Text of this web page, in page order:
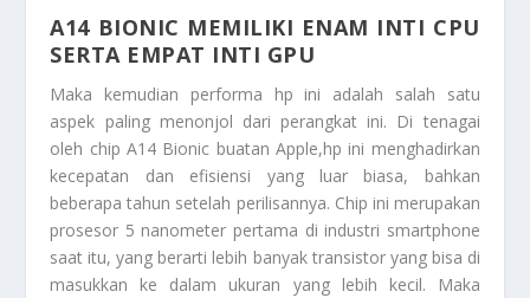
A14 BIONIC MEMILIKI ENAM INTI CPU
SERTA EMPAT INTI GPU
Maka kemudian performa hp ini adalah salah satu
aspek paling menonjol dari perangkat ini. Di tenagai
oleh chip A14 Bionic buatan Apple,hp ini menghadirkan
kecepatan dan efisiensi yang luar biasa, bahkan
beberapa tahun setelah perilisannya. Chip ini merupakan
prosesor 5 nanometer pertama di industri smartphone
saat itu, yang berarti lebih banyak transistor yang bisa di
masukkan ke dalam ukuran yang lebih kecil. Maka